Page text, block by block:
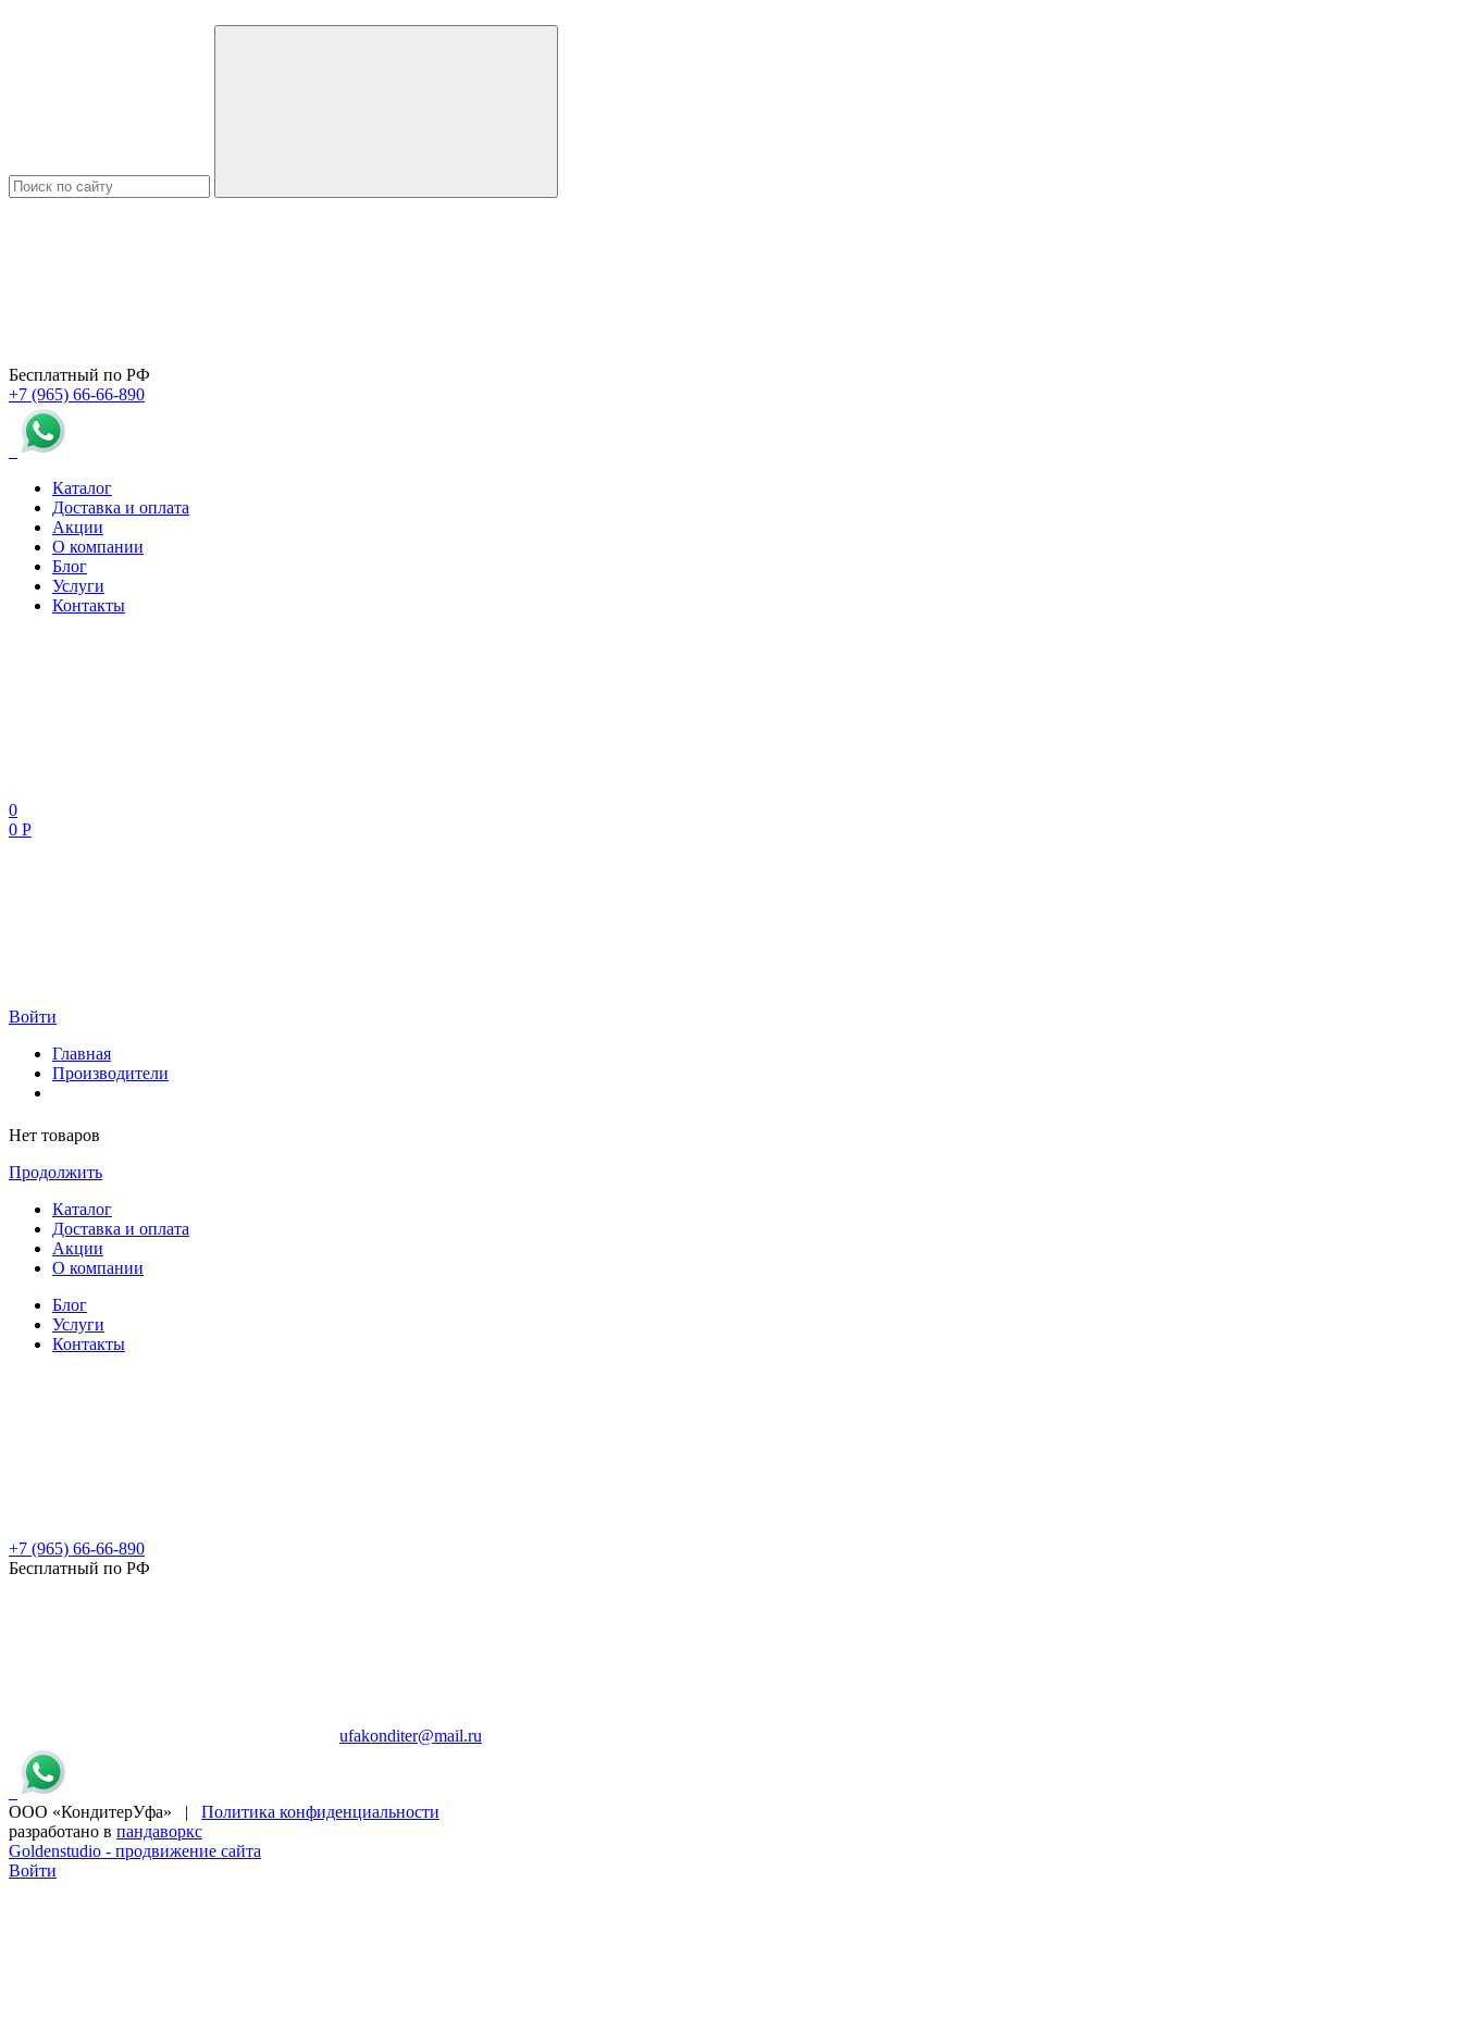
Бесплатный по РФ
+7 (965) 66-66-890
Каталог
Доставка и оплата
Акции
О компании
Блог
Услуги
Контакты
0
0 Р
Войти
Главная
Производители
Нет товаров
Продолжить
Каталог
Доставка и оплата
Акции
О компании
Блог
Услуги
Контакты
+7 (965) 66-66-890
Бесплатный по РФ
ufakonditer@mail.ru
ООО «КондитерУфа» | Политика конфиденциальности
разработано в пандаворкс
Goldenstudio - продвижение сайта
Войти